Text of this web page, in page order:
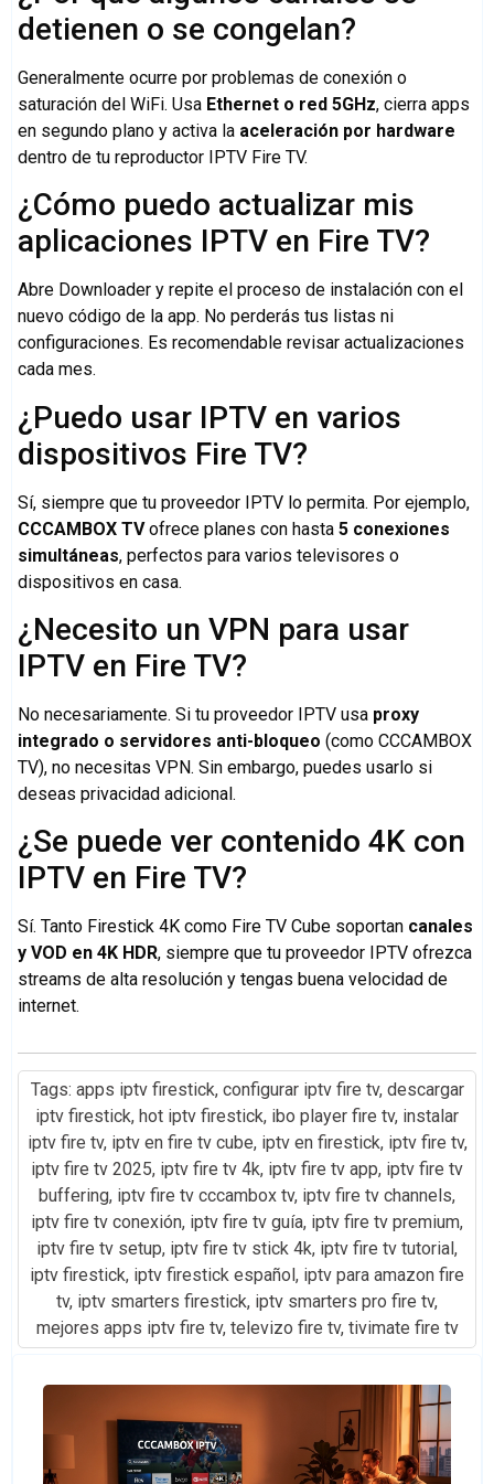
detienen o se congelan?
Generalmente ocurre por problemas de conexión o
saturación del WiFi. Usa Ethernet o red 5GHz, cierra apps
en segundo plano y activa la aceleración por hardware
dentro de tu reproductor IPTV Fire TV.
¿Cómo puedo actualizar mis
aplicaciones IPTV en Fire TV?
Abre Downloader y repite el proceso de instalación con el
nuevo código de la app. No perderás tus listas ni
configuraciones. Es recomendable revisar actualizaciones
cada mes.
¿Puedo usar IPTV en varios
dispositivos Fire TV?
Sí, siempre que tu proveedor IPTV lo permita. Por ejemplo,
CCCAMBOX TVofrece planes con hasta 5 conexiones
simultáneas, perfectos para varios televisores o
dispositivos en casa.
¿Necesito un VPN para usar
IPTV en Fire TV?
No necesariamente. Si tu proveedor IPTV usa proxy
integrado o servidores anti-bloqueo (como CCCAMBOX
TV), no necesitas VPN. Sin embargo, puedes usarlo si
deseas privacidad adicional.
¿Se puede ver contenido 4K con
IPTV en Fire TV?
Sí. Tanto Firestick 4K como Fire TV Cube soportan canales
y VOD en 4K HDR, siempre que tu proveedor IPTV ofrezca
streams de alta resolución y tengas buena velocidad de
internet.
Tags: apps iptv firestick, configurar iptv fire tv, descargar
iptv firestick, hot iptv firestick, ibo player fire tv, instalar
iptv fire tv, iptv en fire tv cube, iptv en firestick, iptv fire tv,
iptv fire tv 2025, iptv fire tv 4k, iptv fire tv app, iptv fire tv
buffering, iptv fire tv cccambox tv, iptv fire tv channels,
iptv fire tv conexión, iptv fire tv guía, iptv fire tv premium,
iptv fire tv setup, iptv fire tv stick 4k, iptv fire tv tutorial,
iptv firestick, iptv firestick español, iptv para amazon fire
tv, iptv smarters firestick, iptv smarters pro fire tv,
mejores apps iptv fire tv, televizo fire tv, tivimate fire tv